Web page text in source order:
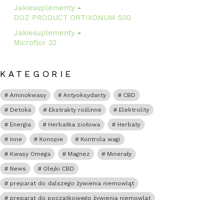
Jakiesuplementy -
DOZ PRODUCT ORTIXONUM 500
Jakiesuplementy -
Microflor 32
KATEGORIE
Aminokwasy Antyoksydanty CBD
Detoks Ekstrakty roślinne Elektrolity
Energia Herbatka ziołowa Herbaty
Inne Konopie Kontrola wagi
Kwasy Omega Magnez Minerały
News Olejki CBD
preparat do dalszego żywienia niemowląt
preparat do początkowego żywienia niemowląt